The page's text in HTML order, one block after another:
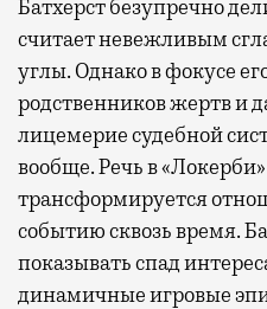
Батхерст безупречно
считает невежливым
углы. Однако в фокусе
родственников жертв и
лицемерие судебной
вообще. Речь в
трансформируется
событию сквозь время.
показывать спад
динамичные игровые